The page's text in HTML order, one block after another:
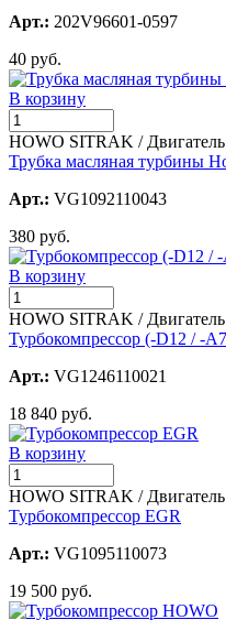
Арт.: 202V96601-0597
40 руб.
В корзину
HOWO SITRAK / Двигатель
Трубка масляная турбины
Арт.: VG1092110043
380 руб.
В корзину
HOWO SITRAK / Двигатель
Турбокомпрессор (-D12 / -
Арт.: VG1246110021
18 840 руб.
В корзину
HOWO SITRAK / Двигатель
Турбокомпрессор EGR
Арт.: VG1095110073
19 500 руб.